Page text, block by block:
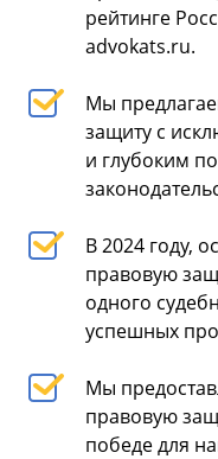
рейтинге
advokats.ru.
Мы
защиту с
и глубоким
В 2024 году,
правовую
одного
успешных
Мы
правовую
победе для